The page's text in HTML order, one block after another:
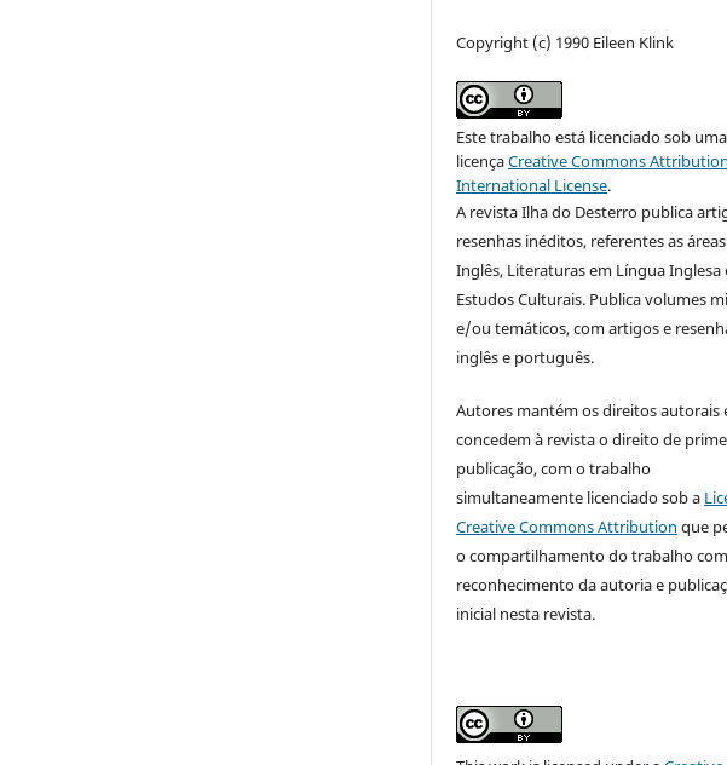
Copyright (c) 1990 Eileen Klink
Este trabalho está licenciado sob uma
licençaCreative Commons
International License.
A revista Ilha do Desterro publica
resenhas inéditos, referentes as
Inglês, Literaturas em Língua Inglesa
Estudos Culturais. Publica volumes
e/ou temáticos, com artigos e
inglês e português.
Autores mantém os direitos autorais
concedem à revista o direito de
publicação, com o trabalho
simultaneamente licenciado sob a
Creative Commons Attribution que
o compartilhamento do trabalho com
reconhecimento da autoria e
inicial nesta revista.